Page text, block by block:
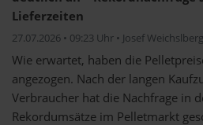
Lieferzeiten
27.07.2026 • 09:23 Uhr • Josef
Wie erwartet, haben die
angezogen. Nach der langen
Verbraucher hat die Nachfrage in
Rekordumsätze im Pelletmarkt